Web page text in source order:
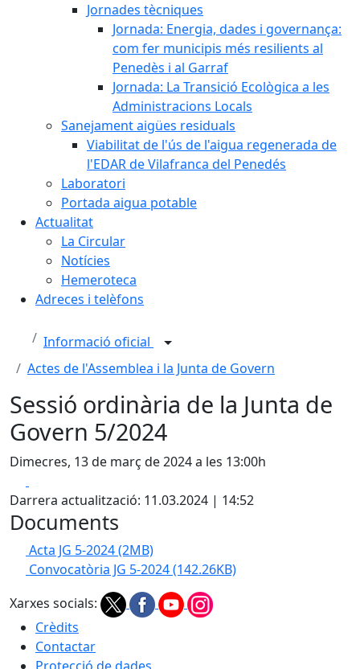
Jornades tècniques
Jornada: Energia, dades i governança:
com fer municipis més resilients al
Penedès i al Garraf
Jornada: La Transició Ecològica a les
Administracions Locals
Sanejament aigües residuals
Viabilitat de l'ús de l'aigua regenerada de
l'EDAR de Vilafranca del Penedés
Laboratori
Portada aigua potable
Actualitat
La Circular
Notícies
Hemeroteca
Adreces i telèfons
Informació oficial
Actes de l'Assemblea i la Junta de Govern
Sessió ordinària de la Junta de
Govern 5/2024
Dimecres, 13 de març de 2024 a les 13:00h
Darrera actualització: 11.03.2024 | 14:52
Documents
Acta JG 5-2024(2MB)
Convocatòria JG 5-2024(142.26KB)
Xarxes socials:
Crèdits
Contactar